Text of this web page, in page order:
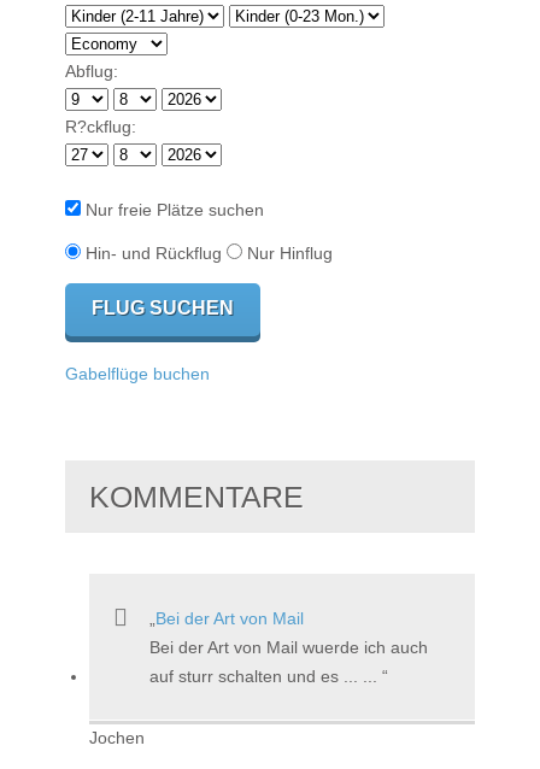
Abflug:
R?ckflug:
Nur freie Plätze suchen
Hin- und Rückflug Nur Hinflug
Gabelflüge buchen
KOMMENTARE
Bei der Art von Mail
Bei der Art von Mail wuerde ich auch
auf sturr schalten und es ... ...
Jochen